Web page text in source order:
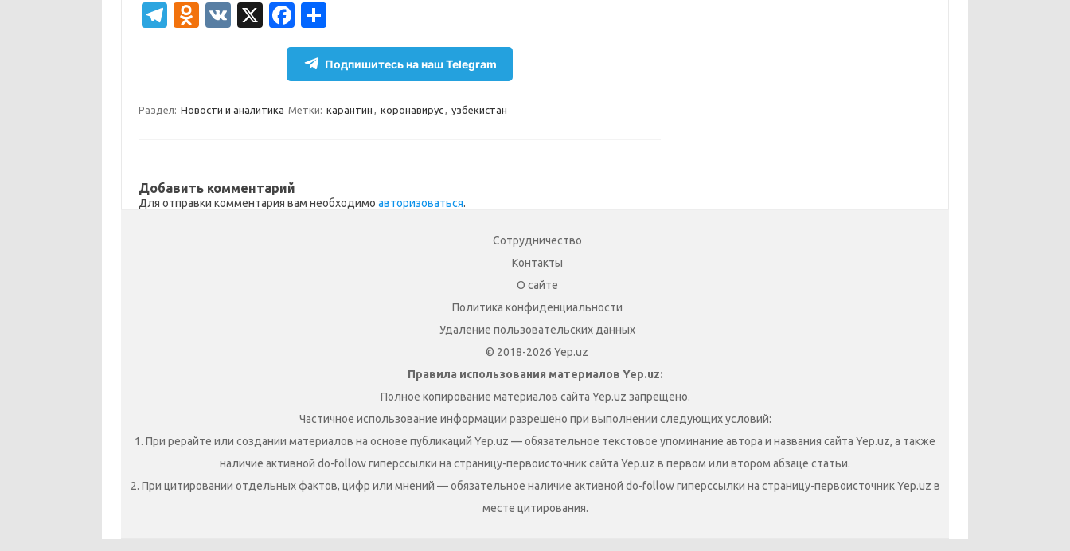
T
a
O
kl
ik
V
X
Fa
c
e
o
т
п
а
т
Подпишитесь на наш Telegram
Раздел: Новости и аналитика Метки: карантин , коронавирус, узбекистан
Добавить комментарий
Для отправки комментария вам необходимо авторизоваться.
Сотрудничество
Контакты
О сайте
Политика конфиденциальности
Удаление пользовательских данных
© 2018-2026 Yep.uz
Правила использования материалов Yep.uz:
Полное копирование материалов сайта Yep.uz запрещено.
Частичное использование информации разрешено при выполнении следующих условий:
1. При рерайте или создании материалов на основе публикаций Yep.uz — обязательное текстовое упоминание автора и названия сайта Yep.uz, а также
наличие активной do-follow гиперссылки на страницу-первоисточник сайта Yep.uz в первом или втором абзаце статьи.
2. При цитировании отдельных фактов, цифр или мнений — обязательное наличие активной do-follow гиперссылки на страницу-первоисточник Yep.uz в
месте цитирования.